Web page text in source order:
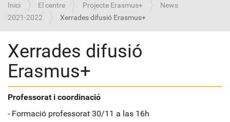
Inici El centre Projecte Erasmus+
News
2021-2022
Xerrades difusió Erasmus+
Xerrades difusió
Erasmus+
Professorat i coordinació
- Formació professorat 30/11 a las 16h